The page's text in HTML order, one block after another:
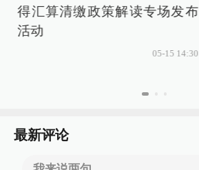
得汇算清缴政策解读专场发布
活动
05-15 14:30
最新评论